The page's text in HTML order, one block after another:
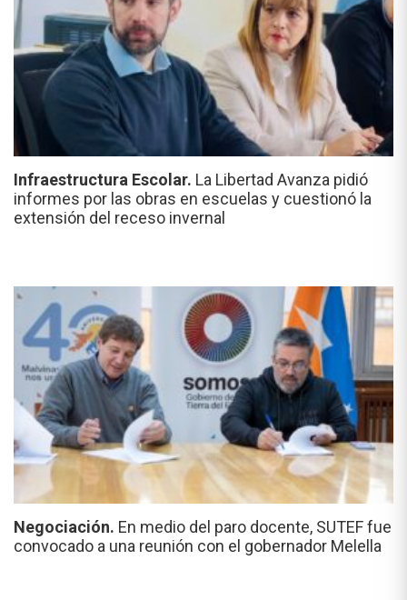
Infraestructura Escolar. La Libertad Avanza pidió
informes por las obras en escuelas y cuestionó la
extensión del receso invernal
Negociación. En medio del paro docente, SUTEF fue
convocado a una reunión con el gobernador Melella